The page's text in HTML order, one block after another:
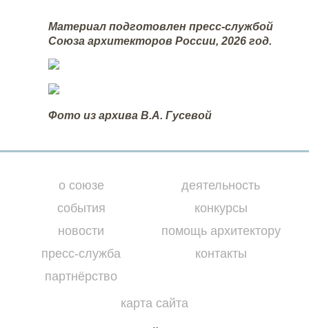
Материал подготовлен пресс-службой
Союза архитекторов России, 2026 год.
Фото из архива В.А. Гусевой
о союзе
события
новости
пресс-служба
партнёрство
деятельность
конкурсы
помощь архитектору
контакты
карта сайта